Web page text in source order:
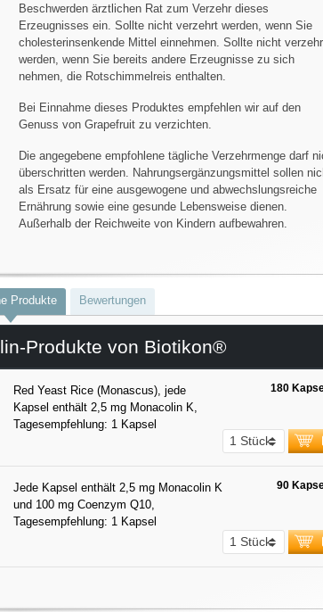
Beschwerden ärztlichen Rat zum Verzehr dieses
Erzeugnisses ein. Sollte nicht verzehrt werden, wenn Sie
cholesterinsenkende Mittel einnehmen. Sollte nicht
werden, wenn Sie bereits andere Erzeugnisse zu sich
nehmen, die Rotschimmelreis enthalten.
Bei Einnahme dieses Produktes empfehlen wir auf den
Genuss von Grapefruit zu verzichten.
Die angegebene empfohlene tägliche Verzehrmenge darf
überschritten werden. Nahrungsergänzungsmittel sollen
als Ersatz für eine ausgewogene und abwechslungsreiche
Ernährung sowie eine gesunde Lebensweise dienen.
Außerhalb der Reichweite von Kindern aufbewahren.
Produkte Bewertungen
Produkte von Biotikon®
Red Yeast Rice (Monascus), jede
Kapsel enthält 2,5 mg Monacolin K,
Tagesempfehlung: 1 Kapsel
180
Jede Kapsel enthält 2,5 mg Monacolin K
und 100 mg Coenzym Q10,
Tagesempfehlung: 1 Kapsel
90